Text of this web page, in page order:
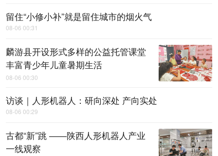
留住“小修小补”就是留住城市的烟火气
08-06 00:31
麟游县开设形式多样的公益托管课堂
丰富青少年儿童暑期生活
08-06 00:30
访谈｜人形机器人：研向深处 产向实处
08-06 00:29
古都“新”跳 ——陕西人形机器人产业
一线观察